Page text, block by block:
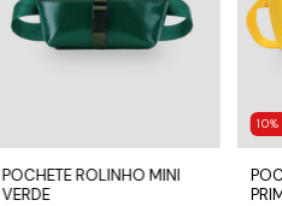
POCHETE ROLINHO MINI
VERDE
10